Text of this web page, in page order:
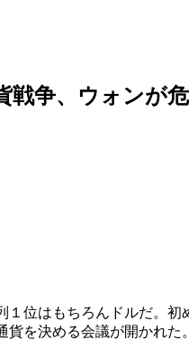
戦争、ウォンが危
１位はもちろんドルだ。
貨を決める会議が開かれ